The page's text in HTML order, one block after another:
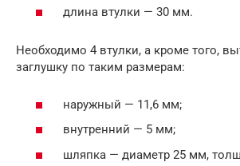
длина втулки — 30 мм.
Необходимо 4 втулки, а кроме того,
заглушку по таким размерам:
наружный — 11,6 мм;
внутренний — 5 мм;
шляпка — диаметр 25 мм,